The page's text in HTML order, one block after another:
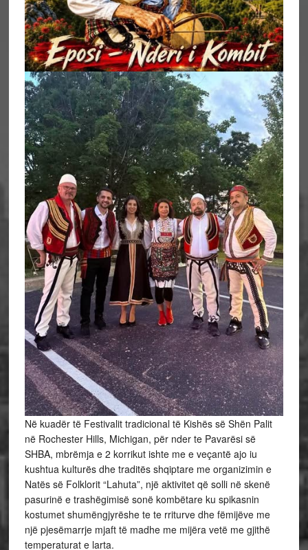
Në kuadër të Festivalit tradicional të Kishës së Shën Palit
në Rochester Hills, Michigan, për nder te Pavarësi së
SHBA, mbrëmja e 2 korrikut ishte me e veçantë ajo iu
kushtua kulturës dhe traditës shqiptare me organizimin e
Natës së Folklorit “Lahuta”, një aktivitet që solli në skenë
pasurinë e trashëgimisë sonë kombëtare ku spikasnin
kostumet shumëngjyrëshe te te rriturve dhe fëmijëve me
një pjesëmarrje mjaft të madhe me mijëra vetë me gjithë
temperaturat e larta.